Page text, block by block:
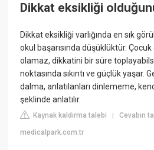
Dikkat eksikliği
Dikkat eksikliği varlığında en sık
okul başarısında düşüklüktür.
olamaz, dikkatini bir süre
noktasında sıkıntı ve güçlük yaşar.
dalma, anlatılanları dinlememe,
şeklinde anlatılır.
Kaynak kaldırma talebi |Cevabın
medicalpark.com.tr